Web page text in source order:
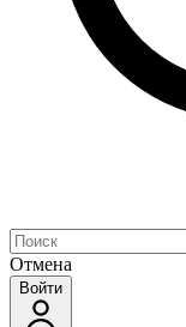
Отмена
Войти